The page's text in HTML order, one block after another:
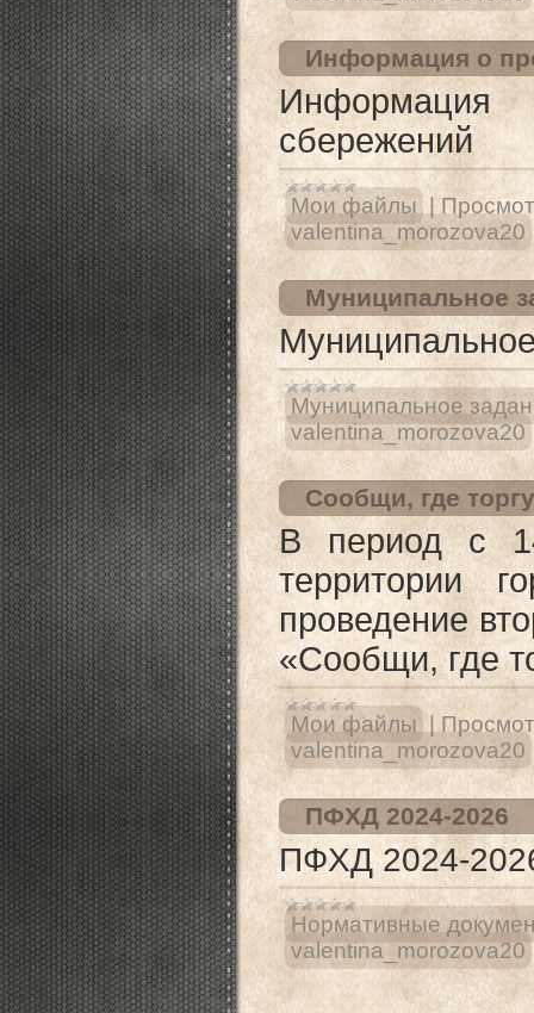
Информация о
сбережений
Мои файлы |
valentina_morozova20
Муниципальное
Муниципальное
valentina_morozova20
Сообщи, где
В период с
территории
проведение
«Сообщи, где
Мои файлы
valentina_morozova20
ПФХД 2024-2026
ПФХД 2024-
Нормативные
valentina_morozova20